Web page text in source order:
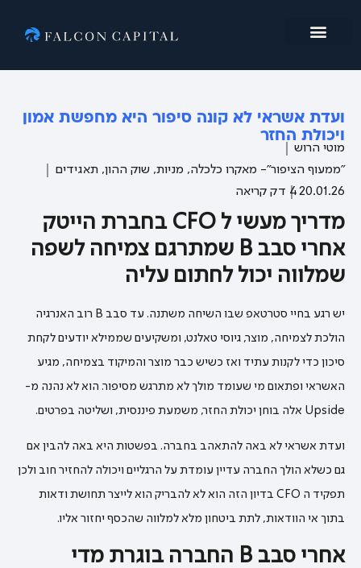
ועדת אשראי לא קונה סיפור היא מחפשת אמון
ויכולת החזר
מוטי הרוש
"ממעוף הציפור"- מאקרו כלכלה, מניות, שוק ההון, תאגידים
20.01.264 דק קריאה
מדריך מעשי ל CFO בחברת הייטק
אחרי סבב B שמתרגם צמיחה לשפה
שמלווה יכול לחתום עליה
יש רגע בחיי סטרטאפ שבו השיחה משתנה. עד סבב B רוב האנרגיה
הולכת לצמיחה, מוצר, גיוסי טאלנט, ומשקיעים שממילא יודעים לקחת
סיכון כדי לקנות עתיד ואז כשיש כבר מוצר והמיקוד בצמיחה, מגיע
האשראי ופתאום מי שעומד מולך לא מתרגש מסיפור. הוא לא נהנה מ-
Upside אלה בוחן יכולת החזר, משמעת פיננסית, ושליטה בפרטים.
ועדת אשראי לא באה להתאהב בחברה. בפשטות היא באה להבין אם
גם כשלא הולך החברה עדיין עומדת על הרגליים ויכולה להחזיר חוב ולכן
תפקיד ה CFO בדיון הזה הוא לא להבריק הוא לייצר תחושת ודאות
בתוך אי הוודאות, לתת ביטחון מלא למלווה שהכסף יחזור אליו.
אחרי סבב B החברה בוגרת מדי